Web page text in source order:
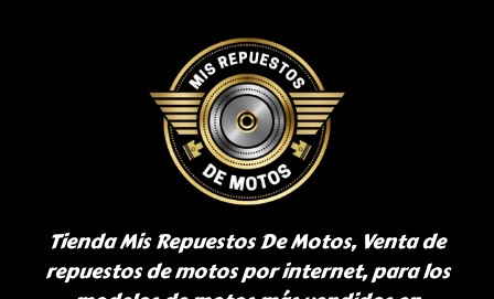
Tienda Mis Repuestos De Motos, Venta de
repuestos de motos por internet, para los